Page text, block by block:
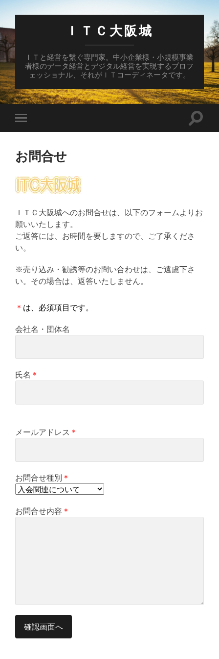
ＩＴＣ大阪城
ＩＴと経営を繋ぐ専門家。中小企業様・小規模事業
者様のデータ経営とデジタル経営を実現するプロフ
ェッショナル、それがＩＴコーディネータです。
モ
バ
ル
メ
ニ
ー
を
切
替
え
る
検
え
る
お問合せ
ＩＴＣ大阪城へのお問合せは、以下のフォームよりお
願いいたします。
ご返答には、お時間を要しますので、ご了承くださ
い。
※売り込み・勧誘等のお問い合わせは、ご遠慮下さ
い。その場合は、返答いたしません。
＊ は、必須項目です。
会社名・団体名
氏名 ＊
メールアドレス ＊
お問合せ種別 ＊
お問合せ内容 ＊